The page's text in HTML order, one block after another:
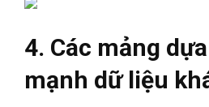
4. Các mảng
mạnh dữ liệu